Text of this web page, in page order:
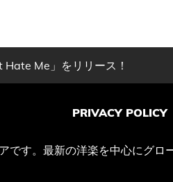
Me」をリリース！
PRIVACY POLICY
です。最新の洋楽を中心にグ